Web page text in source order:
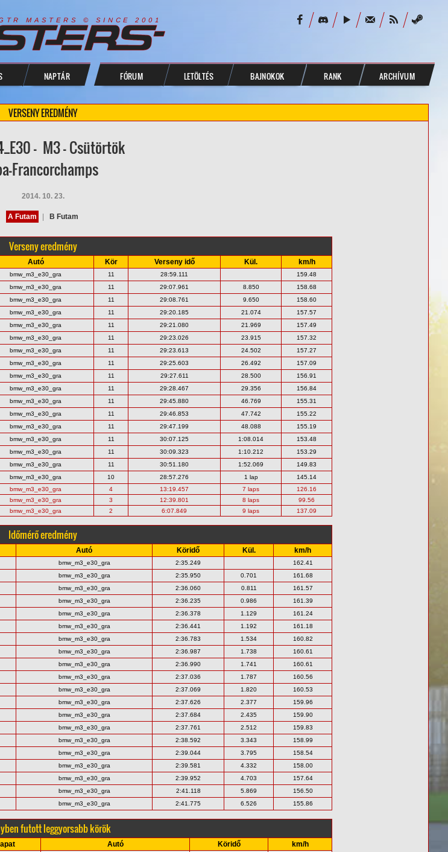
T R M A S T E R S © S I N C E 2 0 0 1
NAPTÁR FÓRUM LETÖLTÉS BAJNOKOK RANK ARCHÍVUM
VERSENY EREDMÉNY
- M3 - Csütörtök
Francorchamps
2014. 10. 23.
A Futam B Futam
Verseny eredmény
Autó Kör Verseny idő Kül. km/h
bmw_m3_e30_gra 11 28:59.111
159.48
bmw_m3_e30_gra 11 29:07.961 8.850
158.68
bmw_m3_e30_gra 11 29:08.761 9.650
158.60
bmw_m3_e30_gra 11 29:20.185 21.074
157.57
bmw_m3_e30_gra 11 29:21.080 21.969
157.49
bmw_m3_e30_gra 11 29:23.026 23.915
157.32
bmw_m3_e30_gra 11 29:23.613 24.502
157.27
bmw_m3_e30_gra 11 29:25.603 26.492
157.09
bmw_m3_e30_gra 11 29:27.611 28.500
156.91
bmw_m3_e30_gra 11 29:28.467 29.356
156.84
bmw_m3_e30_gra 11 29:45.880 46.769
155.31
bmw_m3_e30_gra 11 29:46.853 47.742
155.22
bmw_m3_e30_gra 11 29:47.199 48.088
155.19
bmw_m3_e30_gra 11 30:07.125 1:08.014
153.48
bmw_m3_e30_gra 11 30:09.323 1:10.212
153.29
bmw_m3_e30_gra 11 30:51.180 1:52.069
149.83
bmw_m3_e30_gra 10 28:57.276 1 lap
145.14
bmw_m3_e30_gra 4 13:19.457 7 laps
126.16
bmw_m3_e30_gra 3 12:39.801 8 laps
99.56
bmw_m3_e30_gra 2 6:07.849 9 laps 137.09
Időmérő eredmény
Autó Köridő Kül. km/h
bmw_m3_e30_gra 2:35.249
162.41
bmw_m3_e30_gra 2:35.950 0.701
161.68
bmw_m3_e30_gra 2:36.060 0.811
161.57
bmw_m3_e30_gra 2:36.235 0.986
161.39
bmw_m3_e30_gra 2:36.378 1.129
161.24
bmw_m3_e30_gra 2:36.441 1.192
161.18
bmw_m3_e30_gra 2:36.783 1.534
160.82
bmw_m3_e30_gra 2:36.987 1.738
160.61
bmw_m3_e30_gra 2:36.990 1.741
160.61
bmw_m3_e30_gra 2:37.036 1.787
160.56
bmw_m3_e30_gra 2:37.069 1.820
160.53
bmw_m3_e30_gra 2:37.626 2.377
159.96
bmw_m3_e30_gra 2:37.684 2.435
159.90
bmw_m3_e30_gra 2:37.761 2.512
159.83
bmw_m3_e30_gra 2:38.592 3.343
158.99
bmw_m3_e30_gra 2:39.044 3.795
158.54
bmw_m3_e30_gra 2:39.581 4.332
158.00
bmw_m3_e30_gra 2:39.952 4.703
157.64
bmw_m3_e30_gra 2:41.118 5.869
156.50
bmw_m3_e30_gra 2:41.775 6.526 155.86
futott leggyorsabb körök
Autó Köridő km/h